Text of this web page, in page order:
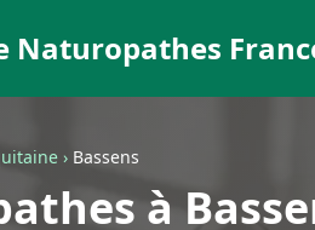
Naturopathes
› Bassens
à